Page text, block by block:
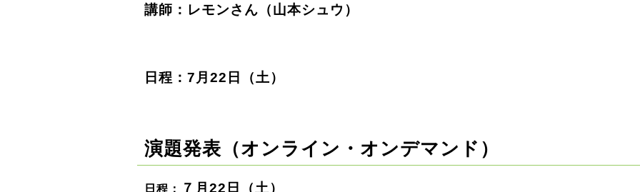
講師：レモンさん（山本シュウ）
日程：7月22日（土）
演題発表（オンライン・オンデマンド）
日程： ７月22日（土）